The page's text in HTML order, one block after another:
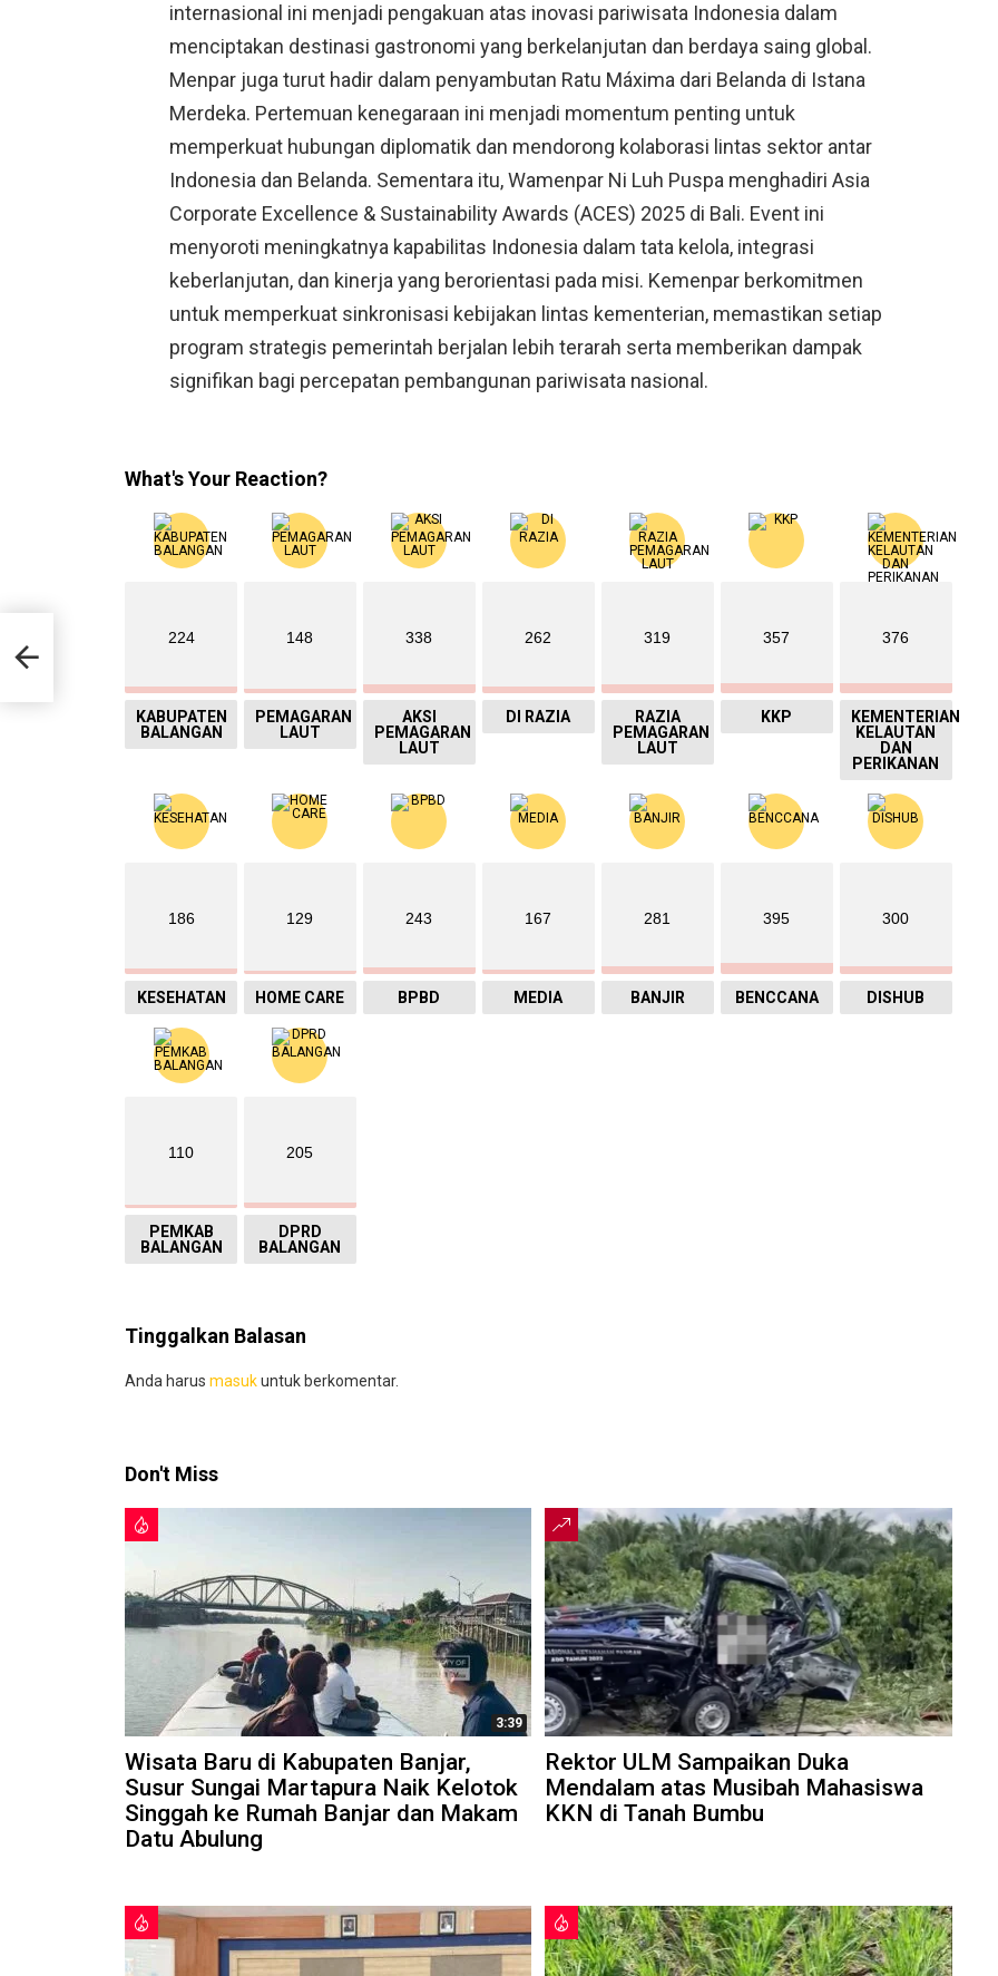
internasional ini menjadi pengakuan atas inovasi pariwisata Indonesia dalam
menciptakan destinasi gastronomi yang berkelanjutan dan berdaya saing global.
Menpar juga turut hadir dalam penyambutan Ratu Máxima dari Belanda di Istana
Merdeka. Pertemuan kenegaraan ini menjadi momentum penting untuk
memperkuat hubungan diplomatik dan mendorong kolaborasi lintas sektor antar
Indonesia dan Belanda. Sementara itu, Wamenpar Ni Luh Puspa menghadiri Asia
Corporate Excellence & Sustainability Awards (ACES) 2025 di Bali. Event ini
menyoroti meningkatnya kapabilitas Indonesia dalam tata kelola, integrasi
keberlanjutan, dan kinerja yang berorientasi pada misi. Kemenpar berkomitmen
untuk memperkuat sinkronisasi kebijakan lintas kementerian, memastikan setiap
program strategis pemerintah berjalan lebih terarah serta memberikan dampak
signifikan bagi percepatan pembangunan pariwisata nasional.
What's Your Reaction?
224
KABUPATEN
BALANGAN
148
PEMAGARAN
LAUT
338
AKSI
PEMAGARAN
LAUT
262
DI RAZIA
319
RAZIA
PEMAGARAN
LAUT
357
KKP
376
KEMENTERIAN
KELAUTAN
DAN
PERIKANAN
186
KESEHATAN
129
HOME CARE
243
BPBD
167
MEDIA
281
BANJIR
395
BENCCANA
300
DISHUB
110
PEMKAB
BALANGAN
205
DPRD
BALANGAN
Tinggalkan Balasan
Anda harus masukuntuk berkomentar.
Don't Miss
3:39
Wisata Baru di Kabupaten Banjar,
Susur Sungai Martapura Naik Kelotok
Singgah ke Rumah Banjar dan Makam
Datu Abulung
Rektor ULM Sampaikan Duka
Mendalam atas Musibah Mahasiswa
KKN di Tanah Bumbu